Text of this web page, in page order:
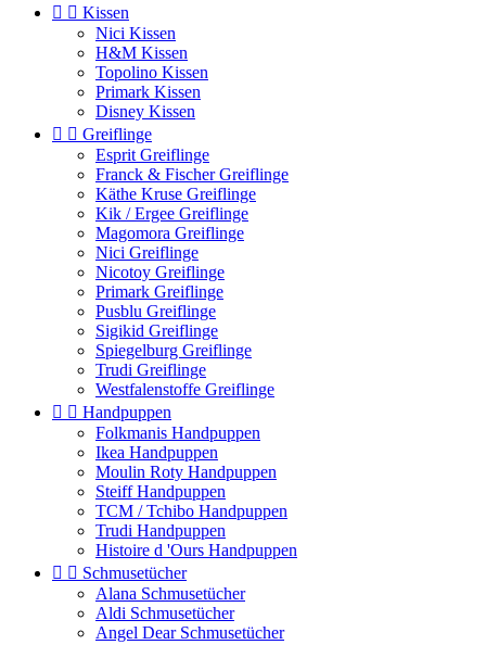
  Kissen
Nici Kissen
H&M Kissen
Topolino Kissen
Primark Kissen
Disney Kissen
  Greiflinge
Esprit Greiflinge
Franck & Fischer Greiflinge
Käthe Kruse Greiflinge
Kik / Ergee Greiflinge
Magomora Greiflinge
Nici Greiflinge
Nicotoy Greiflinge
Primark Greiflinge
Pusblu Greiflinge
Sigikid Greiflinge
Spiegelburg Greiflinge
Trudi Greiflinge
Westfalenstoffe Greiflinge
  Handpuppen
Folkmanis Handpuppen
Ikea Handpuppen
Moulin Roty Handpuppen
Steiff Handpuppen
TCM / Tchibo Handpuppen
Trudi Handpuppen
Histoire d 'Ours Handpuppen
  Schmusetücher
Alana Schmusetücher
Aldi Schmusetücher
Angel Dear Schmusetücher